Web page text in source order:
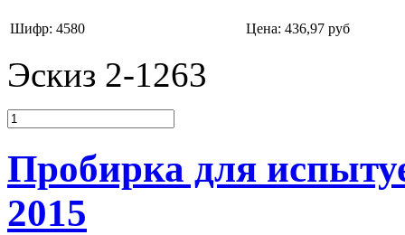
Шифр: 4580 Цена: 436,97 руб
Эскиз 2-1263
Пробирка для
2015